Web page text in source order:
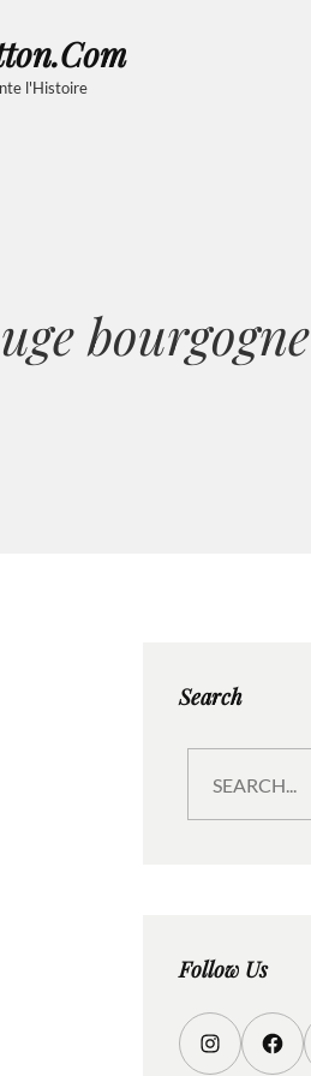
l'Histoire
bourgogne
Search
a
Follow Us
I
F